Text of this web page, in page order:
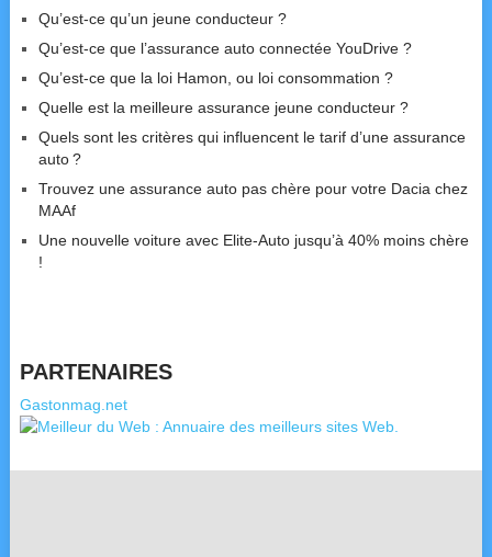
Qu’est-ce qu’un jeune conducteur ?
Qu’est-ce que l’assurance auto connectée YouDrive ?
Qu’est-ce que la loi Hamon, ou loi consommation ?
Quelle est la meilleure assurance jeune conducteur ?
Quels sont les critères qui influencent le tarif d’une assurance
auto ?
Trouvez une assurance auto pas chère pour votre Dacia chez
MAAf
Une nouvelle voiture avec Elite-Auto jusqu’à 40% moins chère
!
PARTENAIRES
Gastonmag.net